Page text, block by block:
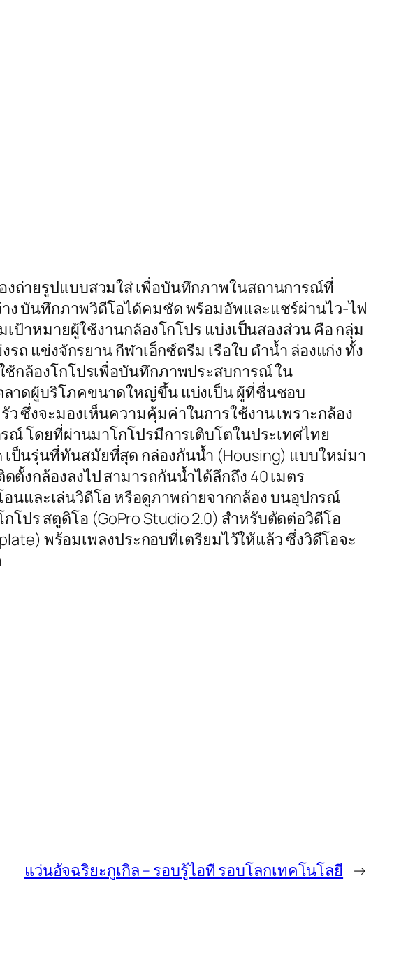
งถ่ายรูปแบบสวมใส่ เพื่อบันทึกภาพในสถานการณ์ที่
ง บันทึกภาพวิดีโอได้คมชัด พร้อมอัพและแชร์ผ่านไว-ไฟ
าหมายผู้ใช้งานกล้องโกโปร แบ่งเป็นสองส่วน คือ กลุ่ม
แข่งจักรยาน กีฬาเอ็กซ์ตรีม เรือใบ ดำนํ้า ล่องแก่ง ทั้ง
กล้องโกโปรเพื่อบันทึกภาพประสบการณ์ ใน
ลาดผู้บริโภคขนาดใหญ่ขึ้น แบ่งเป็น ผู้ที่ชื่นชอบ
ซึ่งจะมองเห็นความคุ้มค่าในการใช้งาน เพราะกล้อง
โดยที่ผ่านมาโกโปรมีการเติบโตในประเทศไทย
เป็นรุ่นที่ทันสมัยที่สุด กล่องกันนํ้า (Housing) แบบใหม่มา
งกล้องลงไป สามารถกันนํ้าได้ลึกถึง 40 เมตร
อนและเล่นวิดีโอ หรือดูภาพถ่ายจากกล้อง บนอุปกรณ์
โปร สตูดิโอ (GoPro Studio 2.0) สำหรับตัดต่อวิดีโอ
พร้อมเพลงประกอบที่เตรียมไว้ให้แล้ว ซึ่งวิดีโอจะ
แว่นอัจฉริยะกูเกิล – รอบรู้ไอที รอบโลกเทคโนโลยี →